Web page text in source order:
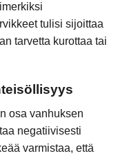
tulisi sijoittaa
tarvetta kurottaa tai
osa vanhuksen
negatiivisesti
varmistaa, että